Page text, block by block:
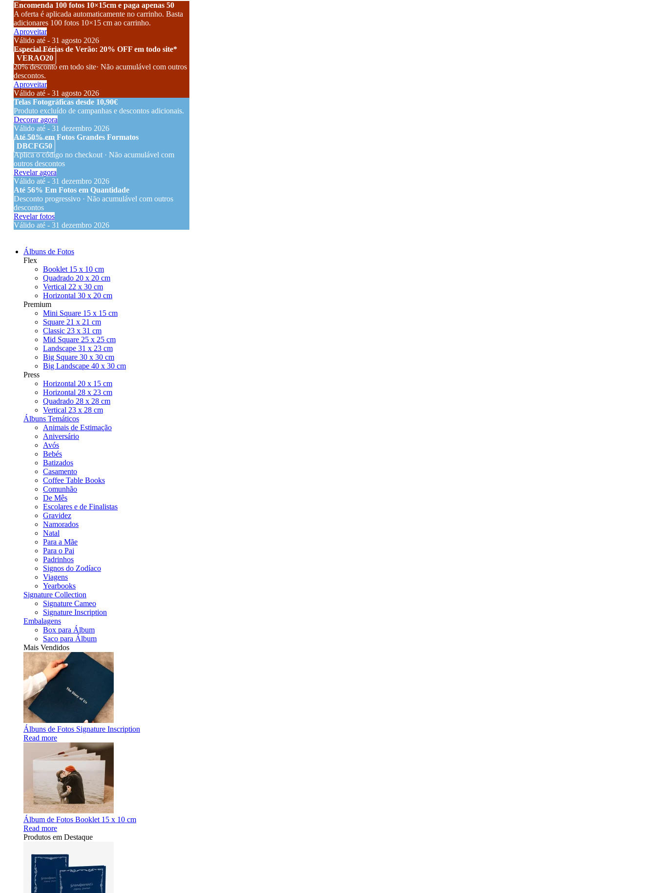
Encomenda 100 fotos 10×15cm e paga apenas 50
A oferta é aplicada automaticamente no carrinho. Basta
adicionares 100 fotos 10×15 cm ao carrinho.
Aproveitar
Válido até - 31 agosto 2026
Especial Férias de Verão: 20% OFF em todo site*
VERAO20
20% desconto em todo site· Não acumulável com outros
descontos.
Aproveitar
Válido até - 31 agosto 2026
Telas Fotográficas desde 10,90€
Produto excluído de campanhas e descontos adicionais.
Decorar agora
Válido até - 31 dezembro 2026
Até 50% em Fotos Grandes Formatos
DBCFG50
Aplica o código no checkout · Não acumulável com
outros descontos
Revelar agora
Válido até - 31 dezembro 2026
Até 56% Em Fotos em Quantidade
Desconto progressivo · Não acumulável com outros
descontos
Revelar fotos
Válido até - 31 dezembro 2026
Álbuns de Fotos
Flex
Booklet 15 x 10 cm
Quadrado 20 x 20 cm
Vertical 22 x 30 cm
Horizontal 30 x 20 cm
Premium
Mini Square 15 x 15 cm
Square 21 x 21 cm
Classic 23 x 31 cm
Mid Square 25 x 25 cm
Landscape 31 x 23 cm
Big Square 30 x 30 cm
Big Landscape 40 x 30 cm
Press
Horizontal 20 x 15 cm
Horizontal 28 x 23 cm
Quadrado 28 x 28 cm
Vertical 23 x 28 cm
Álbuns Temáticos
Animais de Estimação
Aniversário
Avós
Bebés
Batizados
Casamento
Coffee Table Books
Comunhão
De Mês
Escolares e de Finalistas
Gravidez
Namorados
Natal
Para a Mãe
Para o Pai
Padrinhos
Signos do Zodíaco
Viagens
Yearbooks
Signature Collection
Signature Cameo
Signature Inscription
Embalagens
Box para Álbum
Saco para Álbum
Mais Vendidos
Álbuns de Fotos Signature Inscription
Read more
Álbum de Fotos Booklet 15 x 10 cm
Read more
Produtos em Destaque